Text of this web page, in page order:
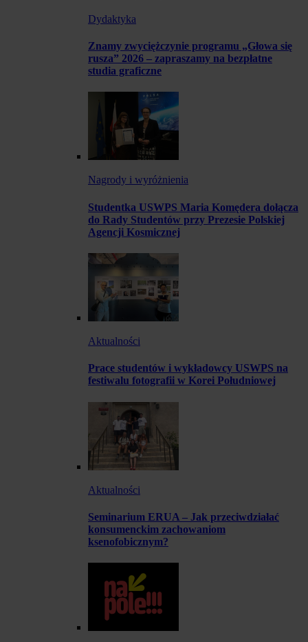
Dydaktyka
Znamy zwyciężczynie programu „Głowa się
rusza” 2026 – zapraszamy na bezpłatne
studia graficzne
Nagrody i wyróżnienia
Studentka USWPS Maria Komędera dołącza
do Rady Studentów przy Prezesie Polskiej
Agencji Kosmicznej
Aktualności
Prace studentów i wykładowcy USWPS na
festiwalu fotografii w Korei Południowej
Aktualności
Seminarium ERUA – Jak przeciwdziałać
konsumenckim zachowaniom
ksenofobicznym?